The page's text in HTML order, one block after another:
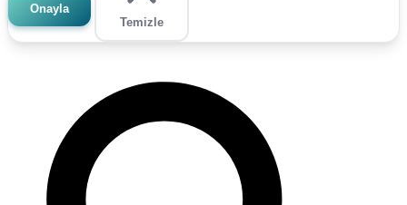
Onayla
Temizle